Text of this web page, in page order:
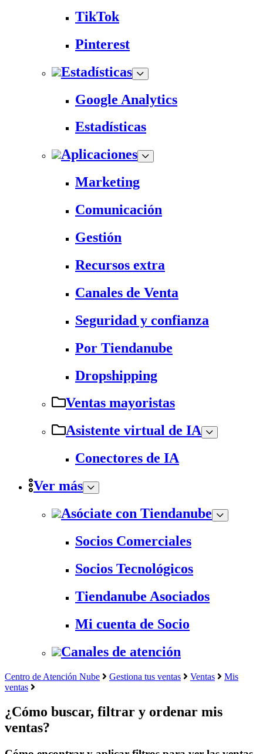
TikTok
Pinterest
Estadísticas
Google Analytics
Estadísticas
Aplicaciones
Marketing
Comunicación
Gestión
Recursos extra
Canales de Venta
Seguridad y confianza
Por Tiendanube
Dropshipping
Ventas mayoristas
Asistente virtual de IA
Conectores de IA
Ver más
Asóciate con Tiendanube
Socios Comerciales
Socios Tecnológicos
Tiendanube Asociados
Mi cuenta de Socio
Canales de atención
Centro de Atención Nube Gestiona tus ventas Ventas
Mis
ventas
¿Cómo buscar, filtrar y ordenar mis
ventas?